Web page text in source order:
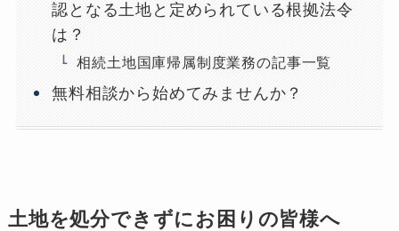
認となる土地と定められている根拠法令
は？
相続土地国庫帰属制度業務の記事一覧
無料相談から始めてみませんか？
土地を処分できずにお困りの皆様へ